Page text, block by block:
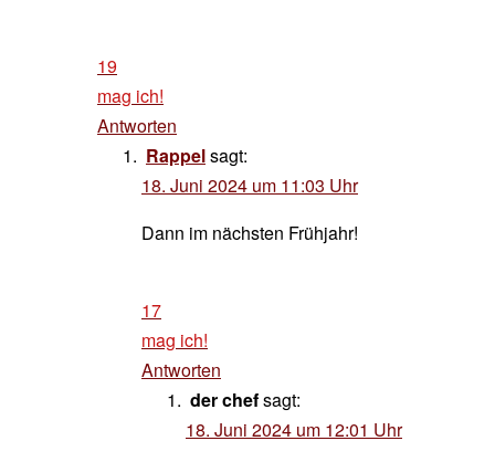
19
mag ich!
Antworten
Rappelsagt:
18. Juni 2024 um 11:03 Uhr
Dann im nächsten Frühjahr!
17
mag ich!
Antworten
der chefsagt:
18. Juni 2024 um 12:01 Uhr